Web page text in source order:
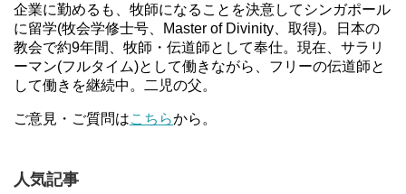
企業に勤めるも、牧師になることを決意してシンガポール
に留学(牧会学修士号、Master of Divinity、取得)。日本の
教会で約9年間、牧師・伝道師として奉仕。現在、サラリ
ーマン(フルタイム)として働きながら、フリーの伝道師と
して働きを継続中。二児の父。
ご意見・ご質問はこちらから。
人気記事